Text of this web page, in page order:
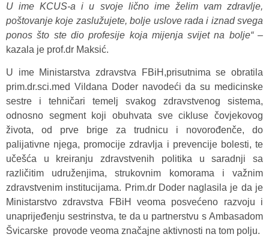
U ime KCUS-a i u svoje lično ime želim vam zdravlje,
poštovanje koje zaslužujete, bolje uslove rada i iznad svega
ponos što ste dio profesije koja mijenja svijet na bolje“ –
kazala je prof.dr Maksić.
U ime Ministarstva zdravstva FBiH,prisutnima se obratila
prim.dr.sci.med Vildana Doder navodeći da su medicinske
sestre i tehničari temelj svakog zdravstvenog sistema,
odnosno segment koji obuhvata sve cikluse čovjekovog
života, od prve brige za trudnicu i novorođenče, do
palijativne njega, promocije zdravlja i prevencije bolesti, te
učešća u kreiranju zdravstvenih politika u saradnji sa
različitim udruženjima, strukovnim komorama i važnim
zdravstvenim institucijama. Prim.dr Doder naglasila je da je
Ministarstvo zdravstva FBiH veoma posvećeno razvoju i
unaprijeđenju sestrinstva, te da u partnerstvu s Ambasadom
Švicarske provode veoma značajne aktivnosti na tom polju.